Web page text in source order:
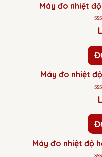
Máy đo nhiệt
0
5
Máy đo nhiệt
0
5
Máy đo nhiệt độ